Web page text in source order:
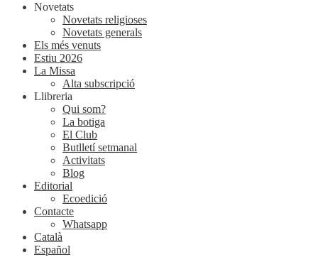
Novetats
Novetats religioses
Novetats generals
Els més venuts
Estiu 2026
La Missa
Alta subscripció
Llibreria
Qui som?
La botiga
El Club
Butlletí setmanal
Activitats
Blog
Editorial
Ecoedició
Contacte
Whatsapp
Català
Español